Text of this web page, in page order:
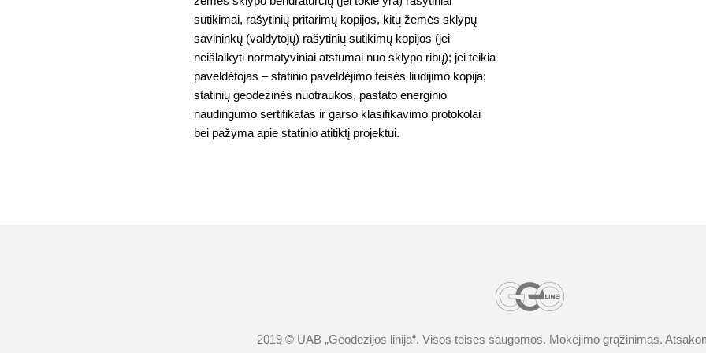
sutikimai, rašytinių pritarimų kopijos, kitų žemės sklypų
savininkų (valdytojų) rašytinių sutikimų kopijos (jei
neišlaikyti normatyviniai atstumai nuo sklypo ribų); jei teikia
paveldėtojas – statinio paveldėjimo teisės liudijimo kopija;
statinių geodezinės nuotraukos, pastato energinio
naudingumo sertifikatas ir garso klasifikavimo protokolai
bei pažyma apie statinio atitiktį projektui.
2019 © UAB „Geodezijos linija“. Visos teisės saugomos. Mokėjimo grąžinimas.